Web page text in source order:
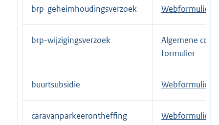
n
brp-geheimhoudingsverzoek
E
x
t
e
e
l
i
Webformulier
brp-wijzigingsverzoek
Algemene
formulier
buurtsubsidie
E
x
t
Webformulier
caravanparkeerontheffing
E
Webformulier